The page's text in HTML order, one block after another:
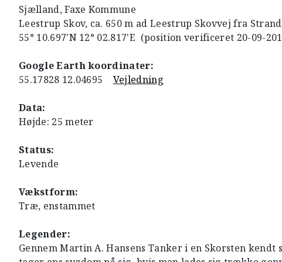
Sjælland, Faxe Kommune
Leestrup Skov, ca. 650 m ad Leestrup Skovvej fra
55° 10.697'N 12° 02.817'E (position verificeret 20-09-
Google Earth koordinater:
55.17828 12.04695 Vejledning
Data:
Højde: 25 meter
Status:
Levende
Vækstform:
Træ, enstammet
Legender:
Gennem Martin A. Hansens Tanker i en Skorsten